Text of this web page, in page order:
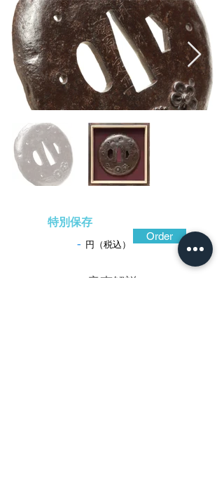
特別保存
- 円（税込）
Order
​音声解説